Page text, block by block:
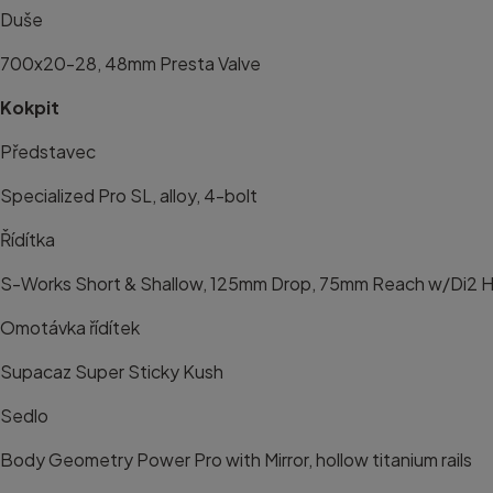
Duše
700x20-28, 48mm Presta Valve
Kokpit
Představec
Specialized Pro SL, alloy, 4-bolt
Řídítka
S-Works Short & Shallow, 125mm Drop, 75mm Reach w/Di2
Omotávka řídítek
Supacaz Super Sticky Kush
Sedlo
Body Geometry Power Pro with Mirror, hollow titanium rails